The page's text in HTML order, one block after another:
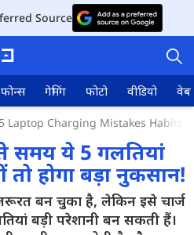
Source
गेमिंग फोटो वीडियो वेब
5 Laptop Charging Mistakes Habits
समय ये 5 गलतियां
होगा बड़ा नुकसान!
जरूरत बन चुका है, लेकिन इसे चार्ज
बड़ी परेशानी बन सकती हैं।